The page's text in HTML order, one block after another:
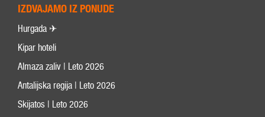
IZDVAJAMO IZ PONUDE
Hurgada ✈
Kipar hoteli
Almaza zaliv | Leto 2026
Antalijska regija | Leto 2026
Skijatos | Leto 2026